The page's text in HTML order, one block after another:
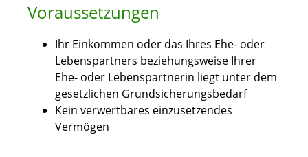
Voraussetzungen
Ihr Einkommen oder das Ihres Ehe- oder
Lebenspartners beziehungsweise Ihrer
Ehe- oder Lebenspartnerin liegt unter dem
gesetzlichen Grundsicherungsbedarf
Kein verwertbares einzusetzendes
Vermögen